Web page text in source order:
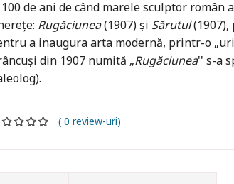
de ani de când marele sculptor
Rugăciunea(1907) şi Sărutul(1907),
a inaugura arta modernă, printr-o
din 1907 numită „Rugăciunea'' s-a
( 0 review-uri)